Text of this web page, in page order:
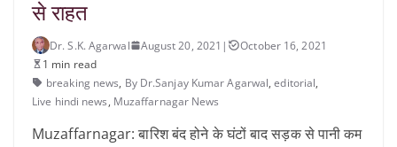
से राहत
Dr. S.K. Agarwal August 20, 2021 |
October 16, 2021
1 min read
breaking news, By Dr.Sanjay Kumar Agarwal,editorial,
Live hindi news, Muzaffarnagar News
Muzaffarnagar: बारिश बंद होने के घंटों बाद सड़क से पानी कम